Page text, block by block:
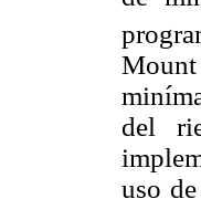
Mount
del
uso